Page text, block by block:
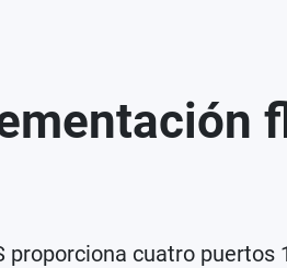
proporciona cuatro